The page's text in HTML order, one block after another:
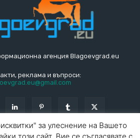
агенция Blagoevgrad.eu
реклама и въпроси:
за улеснение на Вашето